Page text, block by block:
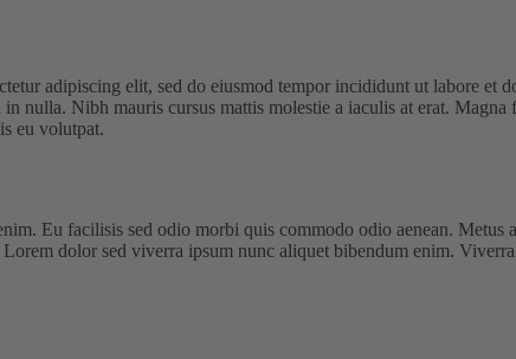
adipiscing elit, sed do eiusmod tempor incididunt ut labore
nulla. Nibh mauris cursus mattis molestie a iaculis at erat.
eu volutpat.
Eu facilisis sed odio morbi quis commodo odio aenean.
dolor sed viverra ipsum nunc aliquet bibendum enim.